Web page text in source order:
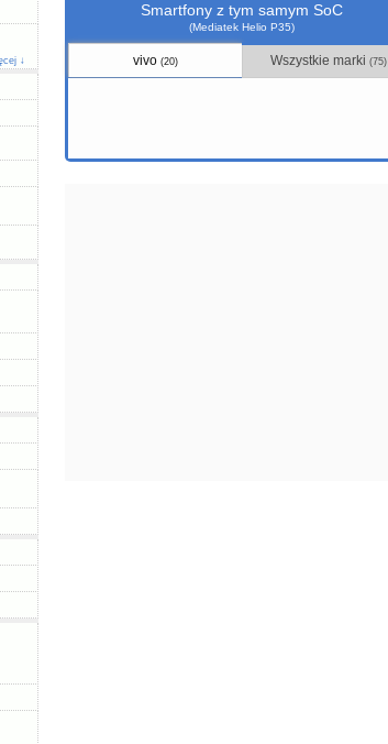
↓
Smartfony z tym samym SoC
(Mediatek Helio P35)
vivo (20) Wszystkie marki(75)